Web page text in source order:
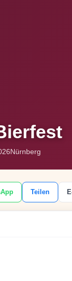
Nürnberg
Teilen